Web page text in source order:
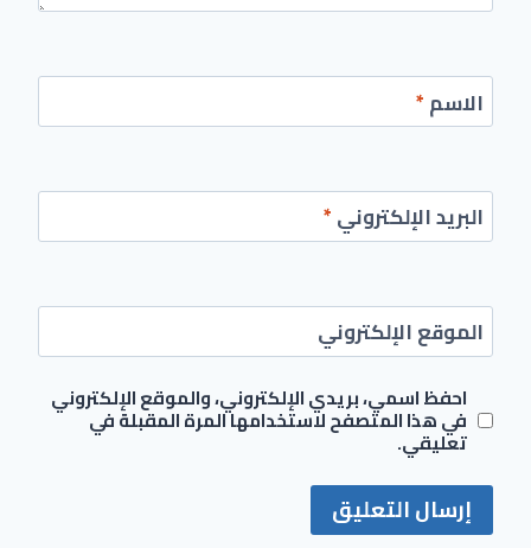
الاسم*
البريد الإلكتروني*
الموقع الإلكتروني
احفظ اسمي، بريدي الإلكتروني، والموقع الإلكتروني
في هذا المتصفح لاستخدامها المرة المقبلة في
تعليقي.